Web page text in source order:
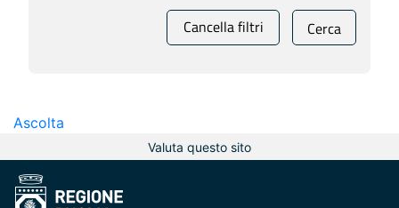
Cancella filtri Cerca
Ascolta
Valuta questo sito